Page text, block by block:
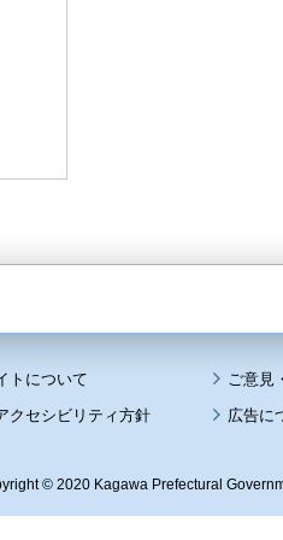
トについて
クセシビリティ方針
広告に
© 2020 Kagawa Prefectural